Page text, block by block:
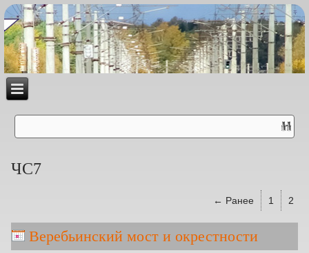
ЧС7
← Ранее 1 2
Веребьинский мост и окрестности